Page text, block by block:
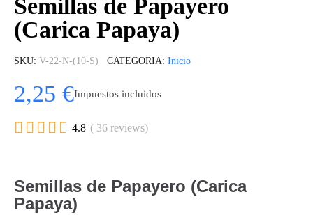
Semillas de Papayero
(Carica Papaya)
SKU V-22-N-(10-S) CATEGORÍA Inicio
2,25 €Impuestos incluidos
     4.8 ( 36 reviews)
Semillas de Papayero (Carica
Papaya)